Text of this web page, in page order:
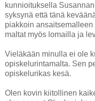
kunnioituksella
syksynä että tänä
piakkoin
maltat myös lomailla ja
Vieläkään minulla ei ole
opiskelurintamalta. Sen
opiskelurikas kesä.
Olen kovin kiitollinen